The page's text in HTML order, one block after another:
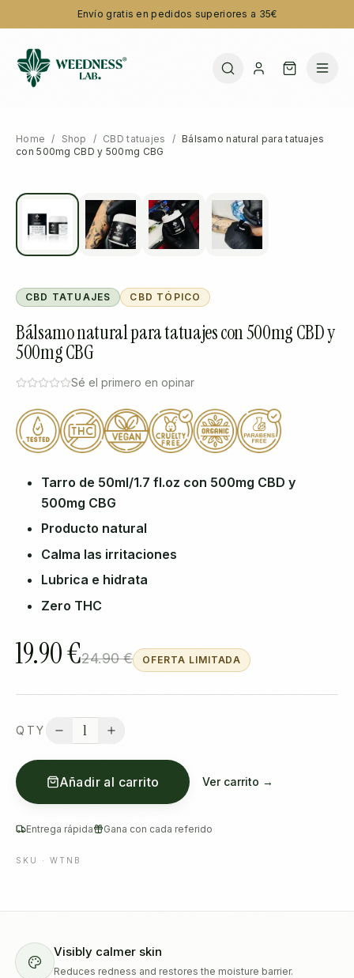
Envío gratis en pedidos superiores a 35€
Home / Shop / CBD tatuajes / Bálsamo natural para tatuajes
con 500mg CBD y 500mg CBG
CBD TATUAJES CBD TÓPICO
Bálsamo natural para tatuajes con 500mg CBD y
500mg CBG
Sé el primero en opinar
Tarro de 50ml/1.7 fl.оz con 500mg CBD y
500mg CBG
Producto natural
Calma las irritaciones
Lubrica e hidrata
Zero THC
19.90 €24.90 € OFERTA LIMITADA
QTY 1
Añadir al carrito Ver carrito →
Entrega rápida Gana con cada referido
SKU · WTNB
Visibly calmer skin
Reduces redness and restores the moisture barrier.